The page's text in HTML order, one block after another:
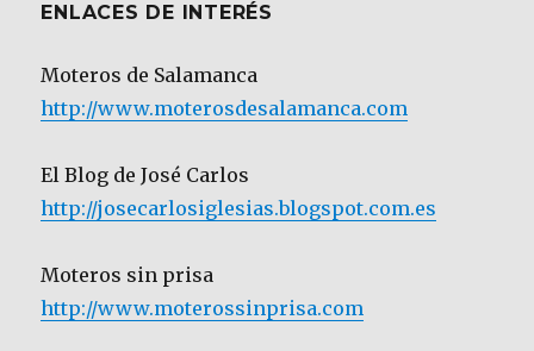
ENLACES DE INTERÉS
Moteros de Salamanca
http://www.moterosdesalamanca.com
El Blog de José Carlos
http://josecarlosiglesias.blogspot.com.es
Moteros sin prisa
http://www.moterossinprisa.com